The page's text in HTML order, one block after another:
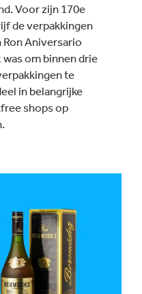
Voor zijn 170e
de verpakkingen
Ron Aniversario
om binnen drie
te
in belangrijke
shops op